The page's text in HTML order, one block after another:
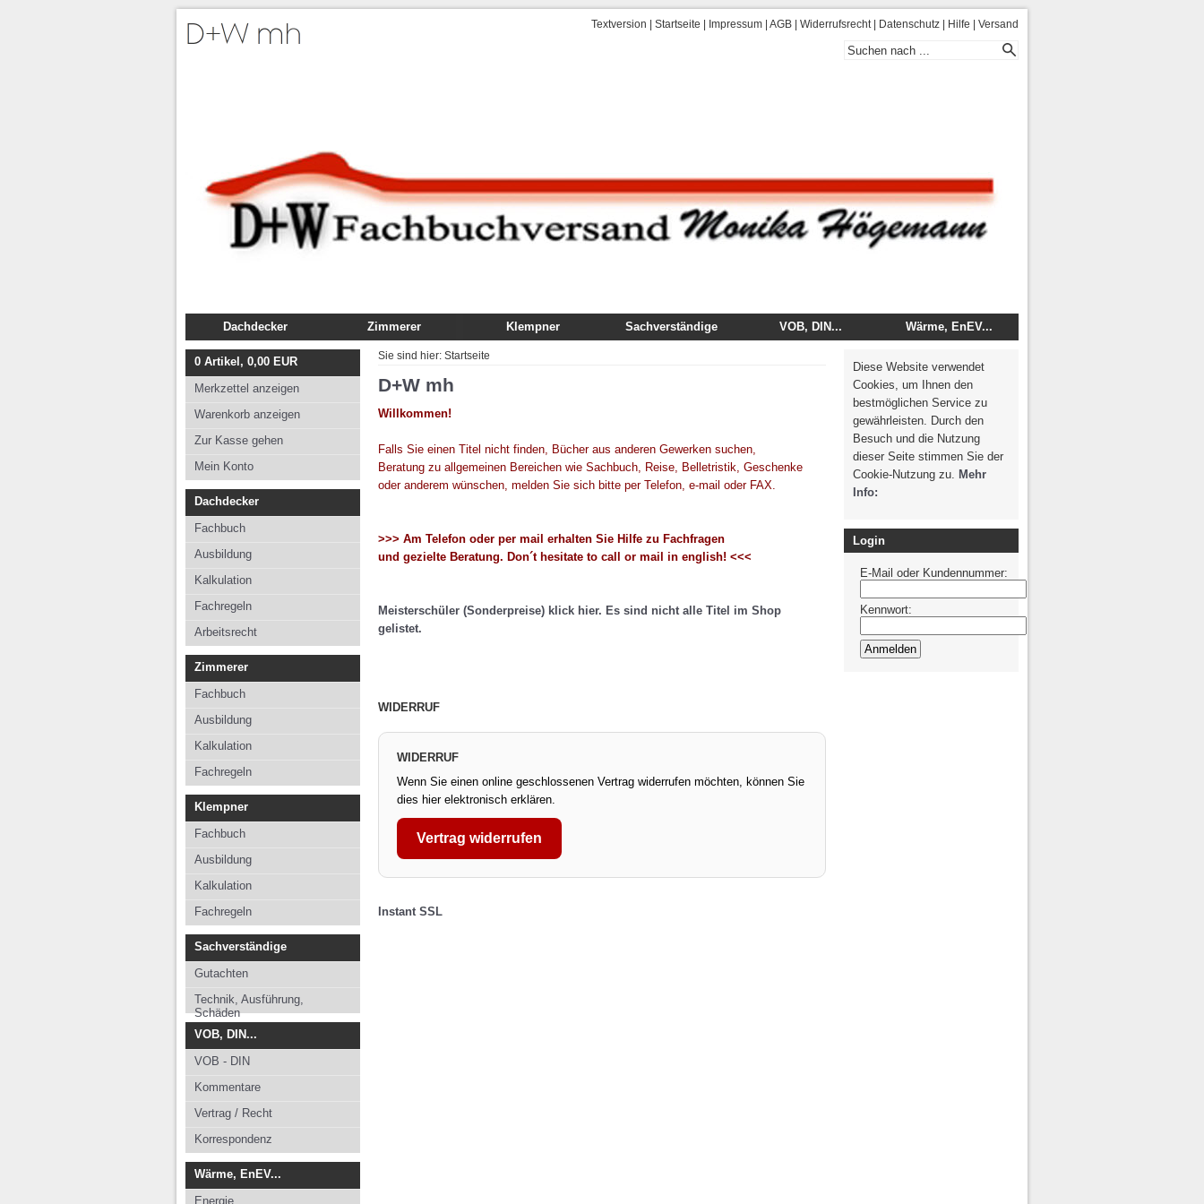
Textversion Startseite Impressum AGB Widerrufsrecht| Datenschutz Hilfe Versand
Dachdecker
Fachbuch
Ausbildung
Kalkulation
Fachregeln
Arbeitsrecht
Zimmerer
Fachbuch
Ausbildung
Kalkulation
Klempner
Sachverständige
VOB, DIN...
Wärme, EnEV...
Wärme, Brand, Schall
Photovoltaik /
Solarthermie
0 Artikel, 0,00 EUR
Merkzettel anzeigen
Warenkorb anzeigen
Zur Kasse gehen
Mein Konto
Dachdecker
Fachbuch
Ausbildung
Kalkulation
Fachregeln
Arbeitsrecht
Zimmerer
Fachbuch
Ausbildung
Kalkulation
Fachregeln
Klempner
Fachbuch
Ausbildung
Kalkulation
Fachregeln
Sachverständige
Gutachten
Technik, Ausführung,
Schäden
VOB, DIN...
VOB - DIN
Kommentare
Vertrag / Recht
Korrespondenz
Wärme, EnEV...
Energie
Sie sind hier: Startseite
D+W mh
Willkommen!
Falls Sie einen Titel nicht finden, Bücher aus anderen Gewerken suchen,
Beratung zu allgemeinen Bereichen wie Sachbuch, Reise, Belletristik, Geschenke
oder anderem wünschen, melden Sie sich bitte per Telefon, e-mail oder FAX.
>>> Am Telefon oder per mail erhalten Sie Hilfe zu Fachfragen
und gezielte Beratung. Don´t hesitate to call or mail in english! <<<
Meisterschüler (Sonderpreise) klick hier. Es sind nicht alle Titel im Shop
gelistet.
WIDERRUF
WIDERRUF
Wenn Sie einen online geschlossenen Vertrag widerrufen möchten, können Sie
dies hier elektronisch erklären.
Vertrag widerrufen
Instant SSL
Diese Website verwendet
Cookies, um Ihnen den
bestmöglichen Service zu
gewährleisten. Durch den
Besuch und die Nutzung
dieser Seite stimmen Sie der
Cookie-Nutzung zu. Mehr
Info:
Login
E-Mail oder Kundennummer:
Kennwort: